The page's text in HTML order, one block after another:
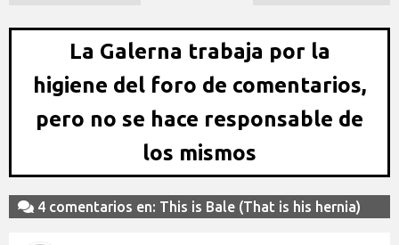
La Galerna trabaja por la
higiene del foro de comentarios,
pero no se hace responsable de
los mismos
4 comentarios en: This is Bale (That is his hernia)